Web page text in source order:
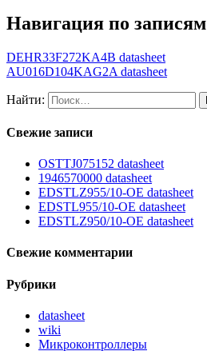
Навигация по записям
DEHR33F272KA4B datasheet
AU016D104KAG2A datasheet
Найти:
Свежие записи
OSTTJ075152 datasheet
1946570000 datasheet
EDSTLZ955/10-OE datasheet
EDSTL955/10-OE datasheet
EDSTLZ950/10-OE datasheet
Свежие комментарии
Рубрики
datasheet
wiki
Микроконтроллеры